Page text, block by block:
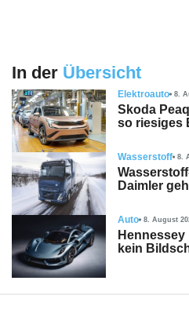
In der Übersicht
Elektroauto 8.
Skoda
so riesiges
Wasserstoff 8.
Daimler
Auto 8. August
Hennessey
kein